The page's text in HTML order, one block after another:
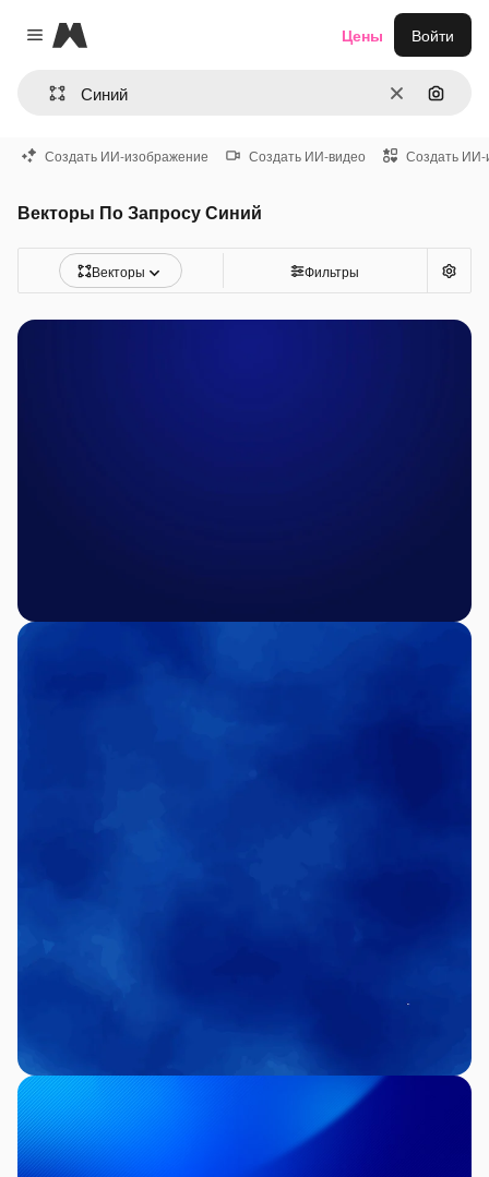
Close menu
Magnific
ОчиститьПоиск
Цены Войти
Создать ИИ-изображение Создать ИИ-видео Создать ИИ-
Векторы По Запросу Синий
Векторы Фильтры